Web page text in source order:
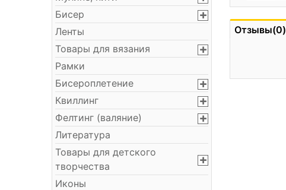
Бисер
Ленты
Товары для вязания
Рамки
Бисероплетение
Квиллинг
Фелтинг (валяние)
Литература
Товары для детского
творчества
Иконы
Отзывы(0)